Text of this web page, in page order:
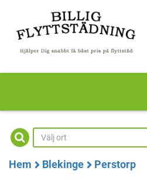
Hem Blekinge Perstorp